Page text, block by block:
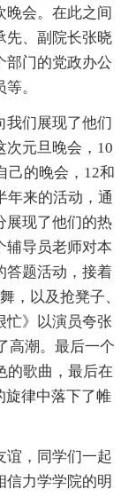
晚会。在此之间
先、副院长张晓
部门的党政办公
。
我们展现了他们
次元旦晚会，10
己的晚会，12和
年来的活动，通
展现了他们的热
辅导员老师对本
答题活动，接着
，以及抢凳子、
忙》以演员夸张
高潮。最后一个
的歌曲，最后在
旋律中落下了帷
谊，同学们一起
信力学学院的明